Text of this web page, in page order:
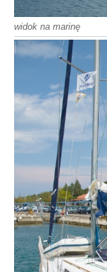
widok na marinę